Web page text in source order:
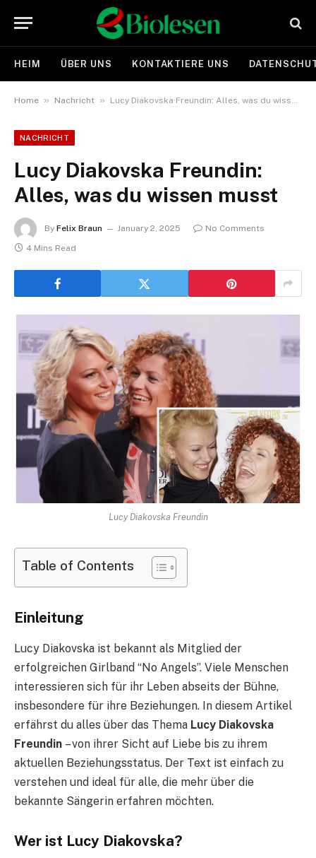
HEIM ÜBER UNS KONTAKTIERE UNS
Home » Nachricht » Lucy Diakovska Freundin: Alles, was du wissen musst
NACHRICHT
Lucy Diakovska Freundin:
Alles, was du wissen musst
By Felix Braun January 2, 2025
No Comments
4 Mins Read
Lucy Diakovska Freundin
Table of Contents
Einleitung
Lucy Diakovska ist bekannt als Mitglied der
erfolgreichen Girlband “No Angels”. Viele Menschen
interessieren sich für ihr Leben abseits der Bühne,
insbesondere für ihre Beziehungen. In diesem Artikel
erfährst du alles über das Thema Lucy Diakovska
Freundin – von ihrer Sicht auf Liebe bis zu ihrem
aktuellen Beziehungsstatus. Der Text ist einfach zu
verstehen und ideal für alle, die mehr über die
bekannte Sängerin erfahren möchten.
Wer ist Lucy Diakovska?